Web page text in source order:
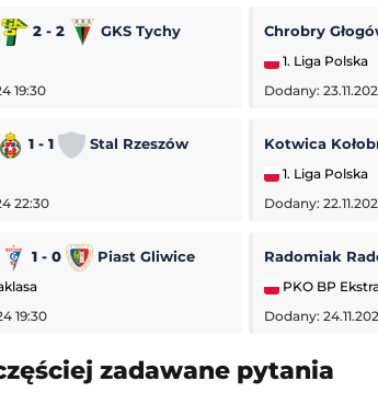
Club America -
2 - 2 GKS Tychy
19:30
Chrobry
1. Liga Polska
Dodany:
1 - 1 Stal Rzeszów
22:30
Kotwica
1. Liga Polska
Dodany:
1 - 0 Piast Gliwice
19:30
Radomiak
PKO BP
Dodany:
zadawane pytania